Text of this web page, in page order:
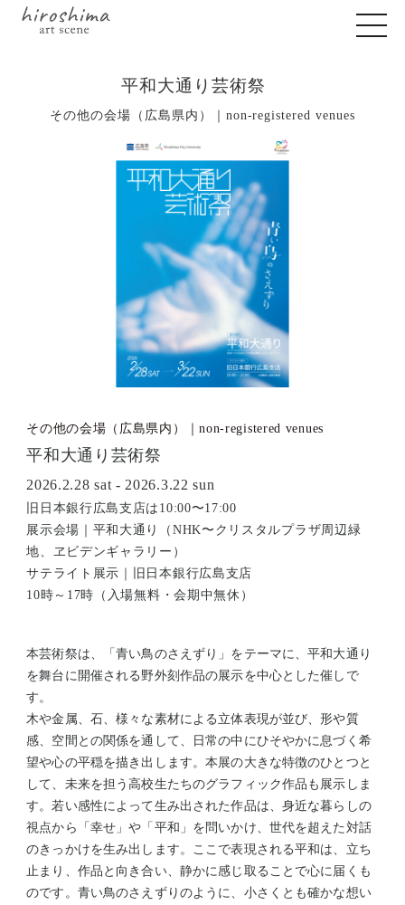
平和大通り芸術祭
その他の会場（広島県内）｜non-registered venues
その他の会場（広島県内）｜non-registered venues
平和大通り芸術祭
2026.2.28 sat - 2026.3.22 sun
旧日本銀行広島支店は10:00〜17:00
展示会場｜平和大通り（NHK〜クリスタルプラザ周辺緑
地、ヱビデンギャラリー）
サテライト展示｜旧日本銀行広島支店
10時～17時（入場無料・会期中無休）
本芸術祭は、「青い鳥のさえずり」をテーマに、平和大通り
を舞台に開催される野外刻作品の展示を中心とした催しで
す。
木や金属、石、様々な素材による立体表現が並び、形や質
感、空間との関係を通して、日常の中にひそやかに息づく希
望や心の平穏を描き出します。本展の大きな特徴のひとつと
して、未来を担う高校生たちのグラフィック作品も展示しま
す。若い感性によって生み出された作品は、身近な暮らしの
視点から「幸せ」や「平和」を問いかけ、世代を超えた対話
のきっかけを生み出します。ここで表現される平和は、立ち
止まり、作品と向き合い、静かに感じ取ることで心に届くも
のです。青い鳥のさえずりのように、小さくとも確かな想い